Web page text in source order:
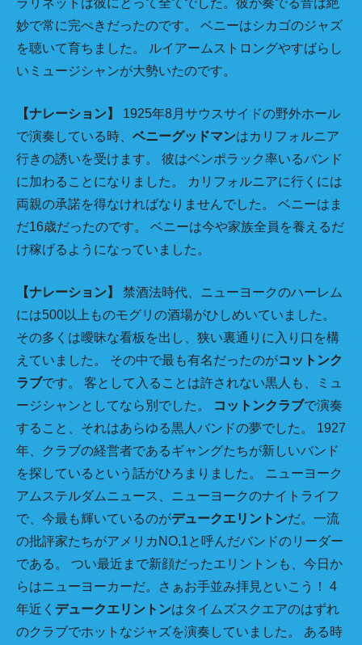
ラリネットは彼にとって全てでした。彼が奏でる音は絶
妙で常に完ぺきだったのです。 ベニーはシカゴのジャズ
を聴いて育ちました。 ルイアームストロングやすばらし
いミュージシャンが大勢いたのです。
【ナレーション】
1925年8月サウスサイドの野外ホール
で演奏している時、 ベニーグッドマンはカリフォルニア
行きの誘いを受けます。 彼はベンポラック率いるバンド
に加わることになりました。 カリフォルニアに行くには
両親の承諾を得なければなりませんでした。 ベニーはま
だ16歳だったのです。 ベニーは今や家族全員を養えるだ
け稼げるようになっていました。
【ナレーション】
禁酒法時代、ニューヨークのハーレム
には500以上ものモグリの酒場がひしめいていました。
その多くは曖昧な看板を出し、狭い裏通りに入り口を構
えていました。 その中で最も有名だったのがコットンク
ラブです。 客として入ることは許されない黒人も、ミュ
ージシャンとしてなら別でした。
コットンクラブで演奏
すること、それはあらゆる黒人バンドの夢でした。 1927
年、クラブの経営者であるギャングたちが新しいバンド
を探しているという話がひろまりました。 ニューヨーク
アムステルダムニュース、ニューヨークのナイトライフ
で、今最も輝いているのがデュークエリントンだ。一流
の批評家たちがアメリカNO,1と呼んだバンドのリーダー
である。 つい最近まで新顔だったエリントンも、今日か
らはニューヨーカーだ。さぁお手並み拝見といこう！ 4
年近く デュークエリントンはタイムズスクエアのはずれ
のクラブでホットなジャズを演奏していました。 ある時